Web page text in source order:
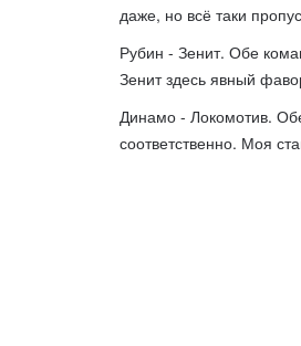
даже, но всё таки
Рубин - Зенит. Обе
Зенит здесь явный
Динамо - Локомотив.
соответственно. Моя